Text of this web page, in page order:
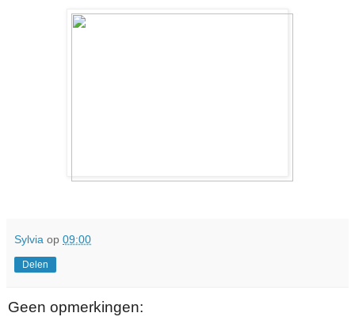
Sylvia op 09:00
Delen
Geen opmerkingen: